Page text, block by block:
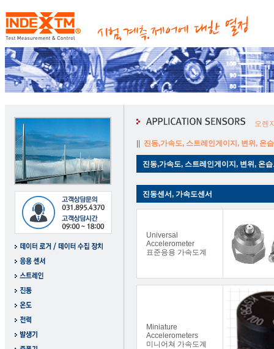
오렌
진동,가속도, 스트레인게이지, 변위, 온
진동,가속도, 스트레인게이지, 변위, 온
진동센서, 가속도센서
Universal
Accelerometer
표준응용 가속도계
Miniature
Accelerometers
미니어쳐 가속도계